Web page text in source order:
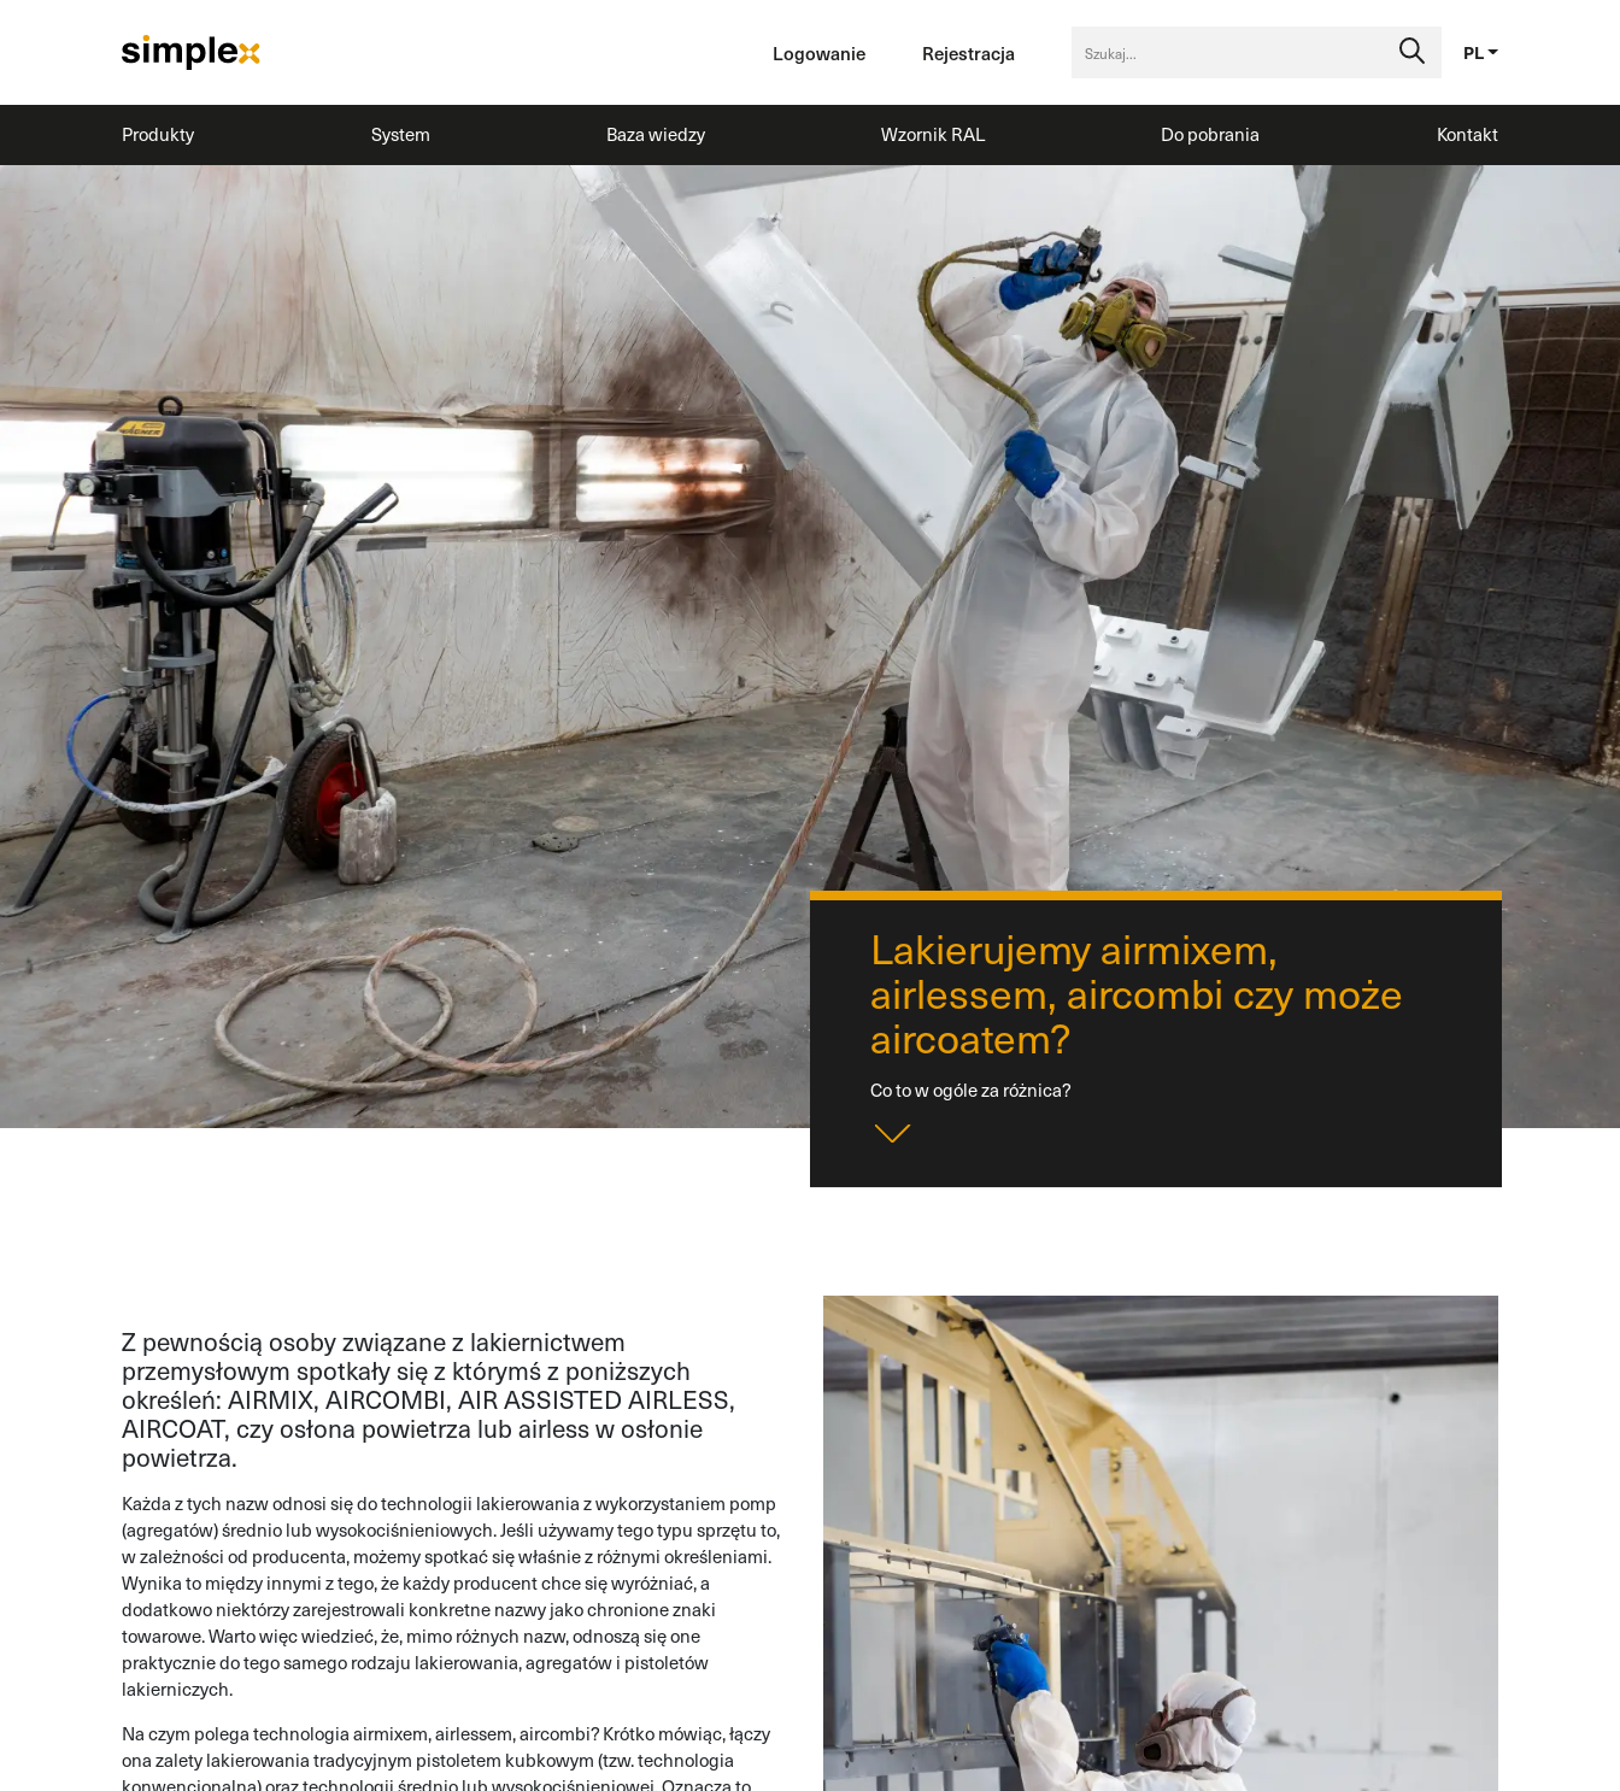
Logowanie Rejestracja PL
Produkty System Baza wiedzy Wzornik RAL Do pobrania Kontakt
Lakierujemy airmixem,
airlessem, aircombi czy może
aircoatem?
Co to w ogóle za różnica?
Z pewnością osoby związane z lakiernictwem
przemysłowym spotkały się z którymś z poniższych
określeń: AIRMIX, AIRCOMBI, AIR ASSISTED AIRLESS,
AIRCOAT, czy osłona powietrza lub airless w osłonie
powietrza.
Każda z tych nazw odnosi się do technologii lakierowania z wykorzystaniem pomp
(agregatów) średnio lub wysokociśnieniowych. Jeśli używamy tego typu sprzętu to,
w zależności od producenta, możemy spotkać się właśnie z różnymi określeniami.
Wynika to między innymi z tego, że każdy producent chce się wyróżniać, a
dodatkowo niektórzy zarejestrowali konkretne nazwy jako chronione znaki
towarowe. Warto więc wiedzieć, że, mimo różnych nazw, odnoszą się one
praktycznie do tego samego rodzaju lakierowania, agregatów i pistoletów
lakierniczych.
Na czym polega technologia airmixem, airlessem, aircombi? Krótko mówiąc, łączy
ona zalety lakierowania tradycyjnym pistoletem kubkowym (tzw. technologia
konwencjonalna) oraz technologii średnio lub wysokociśnieniowej. Oznacza to